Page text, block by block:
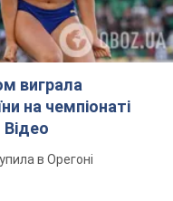
виграла
на чемпіонаті
Відео
в Орегоні